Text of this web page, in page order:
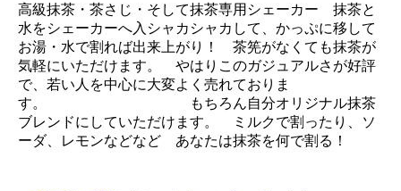
高級抹茶・茶さじ・そして抹茶専用シェーカー 抹茶と
水をシェーカーへ入シャカシャカして、かっぷに移して
お湯・水で割れば出来上がり！ 茶筅がなくても抹茶が
気軽にいただけます。 やはりこのガジュアルさが好評
で、若い人を中心に大変よく売れておりま
す。 もちろん自分オリジナル抹茶
ブレンドにしていただけます。 ミルクで割ったり、ソ
ーダ、レモンなどなど あなたは抹茶を何で割る！